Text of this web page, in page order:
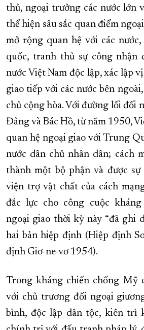
thủ, ngoại trưởng các nước lớn
thể hiện sâu sắc quan điểm
mở rộng quan hệ với các
quốc, tranh thủ sự công nhận
nước Việt Nam độc lập, xác lập
giao tiếp với các nước bên
chủ cộng hòa. Với đường lối đối
Đảng và Bác Hồ, từ năm 1950,
quan hệ ngoại giao với Trung
nước dân chủ nhân dân; cách
thành một bộ phận và được
viện trợ vật chất của cách
đắc lực cho công cuộc
ngoại giao thời kỳ này “đã ghi
hai bản hiệp định (Hiệp định
định Giơ-ne-vơ 1954).
Trong kháng chiến chống Mỹ
với chủ trương đối ngoại
bình, độc lập dân tộc, kiên trì